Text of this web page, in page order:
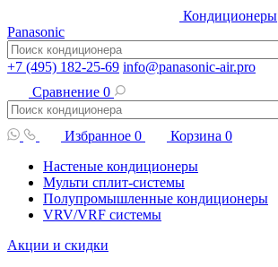
Кондиционеры
Panasonic
+7 (495) 182-25-69 info@panasonic-air.pro
Сравнение 0
Избранное 0 Корзина 0
Настеные кондиционеры
Мульти сплит-системы
Полупромышленные кондиционеры
VRV/VRF системы
Акции и скидки